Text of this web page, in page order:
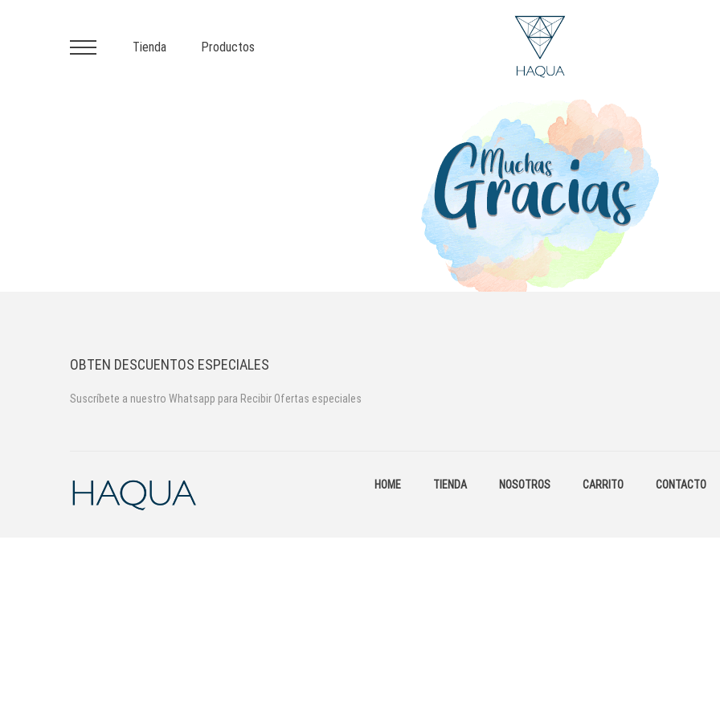
Primary
Tienda Productos
OBTEN DESCUENTOS ESPECIALES
Suscríbete a nuestro Whatsapp para Recibir Ofertas especiales
HOME TIENDA NOSOTROS CARRITO CONTACTO